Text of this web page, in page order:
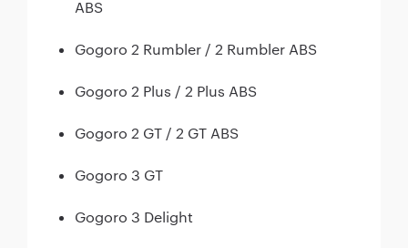
ABS
Gogoro 2 Rumbler / 2 Rumbler ABS
Gogoro 2 Plus / 2 Plus ABS
Gogoro 2 GT / 2 GT ABS
Gogoro 3 GT
Gogoro 3 Delight